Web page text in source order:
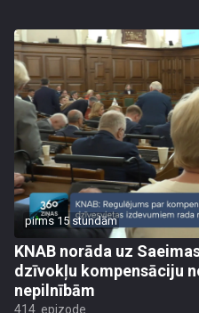
pirms 15 stundām
KNAB norāda uz
dzīvokļu kompensāciju
nepilnībām
414. epizode